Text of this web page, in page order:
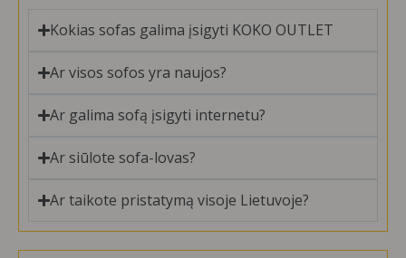
Kokias sofas galima įsigyti KOKO OUTLET
Ar visos sofos yra naujos?
Ar galima sofą įsigyti internetu?
Ar siūlote sofa-lovas?
Ar taikote pristatymą visoje Lietuvoje?